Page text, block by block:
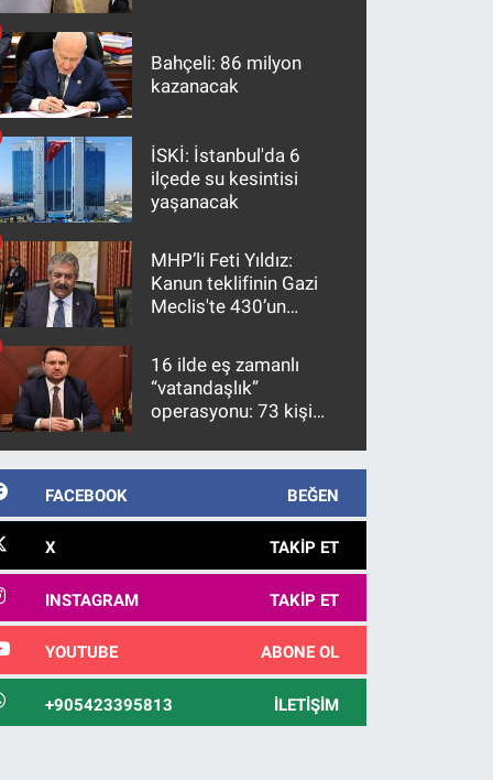
Bahçeli: 86 milyon
kazanacak
İSKİ: İstanbul'da 6
ilçede su kesintisi
yaşanacak
MHP’li Feti Yıldız:
Kanun teklifinin Gazi
Meclis'te 430’un
kanunlaşacağı
görülmektedir
16 ilde eş zamanlı
“vatandaşlık”
operasyonu: 73 kişi
FACEBOOK BEĞEN
X TAKIP ET
INSTAGRAM TAKIP ET
YOUTUBE ABONE OL
+905423395813 İLETIŞIM